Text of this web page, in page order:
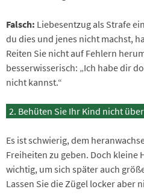
Falsch: Liebesentzug als Strafe
du dies und jenes nicht machst,
Reiten Sie nicht auf Fehlern
besserwisserisch: „Ich habe dir
nicht kannst.“
Behüten Sie Ihr Kind nicht
Es ist schwierig, dem
Freiheiten zu geben. Doch kleine
wichtig, um sich später auch
Lassen Sie die Zügel locker aber